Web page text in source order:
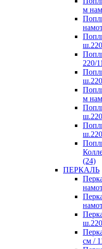
м
220/
м
(24)
ПЕРКАЛЬ
см /